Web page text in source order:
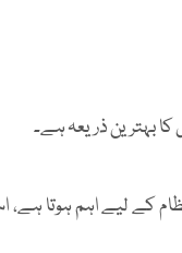
بہترین ذریعہ ہے۔
کے لیے اہم ہوتا